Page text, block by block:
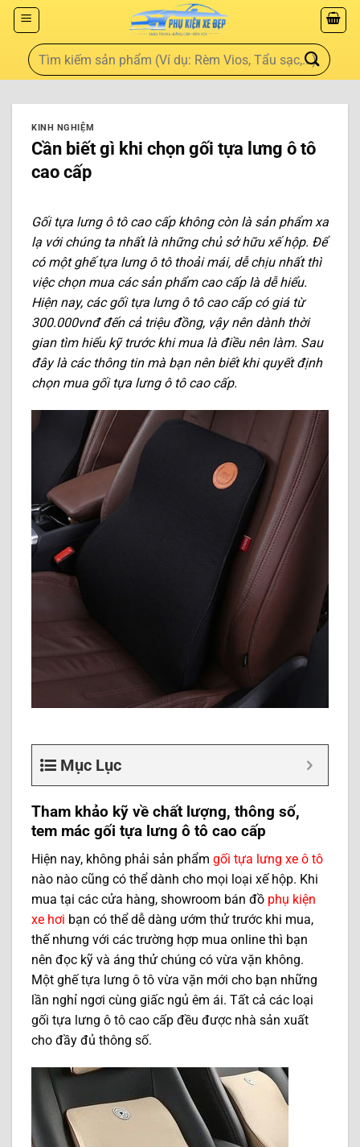
KINH NGHIỆM
Cần biết gì khi chọn gối tựa lưng ô tô
cao cấp
Gối tựa lưng ô tô cao cấp không còn là sản phẩm xa
lạ với chúng ta nhất là những chủ sở hữu xế hộp. Để
có một ghế tựa lưng ô tô thoải mái, dễ chịu nhất thì
việc chọn mua các sản phẩm cao cấp là dễ hiểu.
Hiện nay, các gối tựa lưng ô tô cao cấp có giá từ
300.000vnđ đến cả triệu đồng, vậy nên dành thời
gian tìm hiểu kỹ trước khi mua là điều nên làm. Sau
đây là các thông tin mà bạn nên biết khi quyết định
chọn mua gối tựa lưng ô tô cao cấp.
Mục Lục
Tham khảo kỹ về chất lượng, thông số,
tem mác gối tựa lưng ô tô cao cấp
Hiện nay, không phải sản phẩm gối tựa lưng xe ô tô
nào nào cũng có thể dành cho mọi loại xế hộp. Khi
mua tại các cửa hàng, showroom bán đồ phụ kiện
xe hơi bạn có thể dễ dàng ướm thử trước khi mua,
thế nhưng với các trường hợp mua online thì bạn
nên đọc kỹ và áng thử chúng có vừa vặn không.
Một ghế tựa lưng ô tô vừa vặn mới cho bạn những
lần nghỉ ngơi cùng giấc ngủ êm ái. Tất cả các loại
gối tựa lưng ô tô cao cấp đều được nhà sản xuất
cho đầy đủ thông số.